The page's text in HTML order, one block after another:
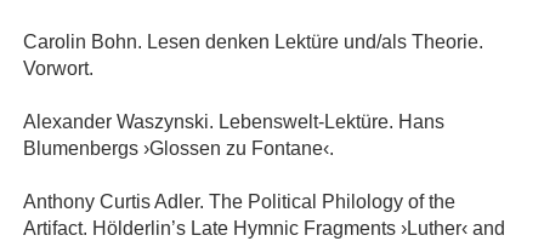
Carolin Bohn. Lesen denken Lektüre und/als Theorie.
Vorwort.
Alexander Waszynski. Lebenswelt-Lektüre. Hans
Blumenbergs ›Glossen zu Fontane‹.
Anthony Curtis Adler. The Political Philology of the
Artifact. Hölderlin’s Late Hymnic Fragments ›Luther‹ and